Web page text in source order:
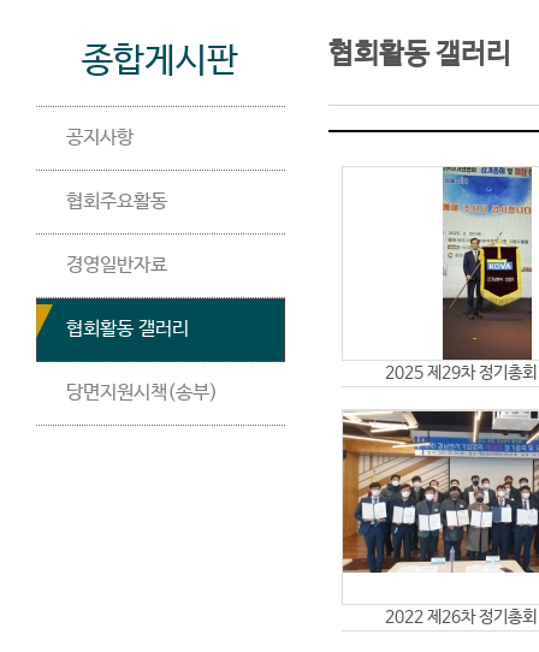
종합게시판
공지사항
협회주요활동
경영일반자료
협회활동 갤러리
당면지원시책(송부)
협회활동 갤러리
2025 제29차 정기총
2022 제26차 정기총